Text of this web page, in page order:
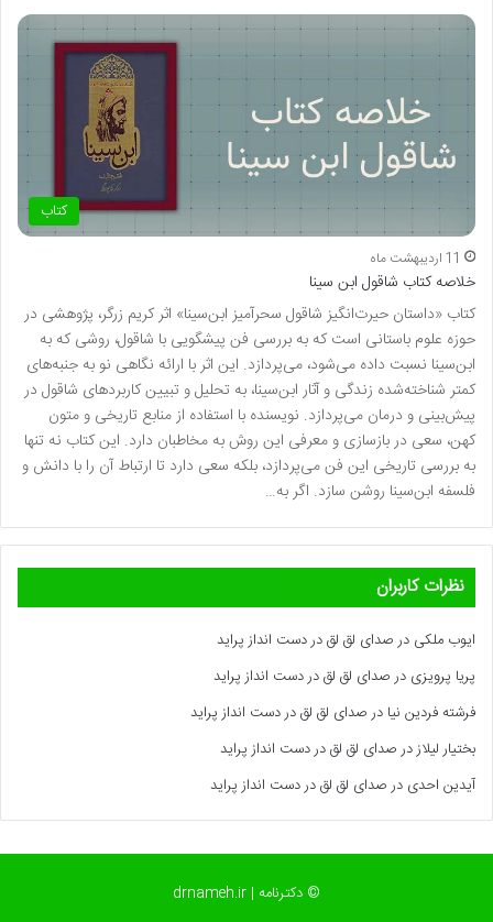
کتاب
11 اردیبهشت ماه
خلاصه کتاب شاقول ابن سینا
کتاب «داستان حیرت‌انگیز شاقول سحرآمیز ابن‌سینا» اثر کریم زرگر، پژوهشی در
حوزه علوم باستانی است که به بررسی فن پیشگویی با شاقول، روشی که به
ابن‌سینا نسبت داده می‌شود، می‌پردازد. این اثر با ارائه نگاهی نو به جنبه‌های
کمتر شناخته‌شده زندگی و آثار ابن‌سینا، به تحلیل و تبیین کاربردهای شاقول در
پیش‌بینی و درمان می‌پردازد. نویسنده با استفاده از منابع تاریخی و متون
کهن، سعی در بازسازی و معرفی این روش به مخاطبان دارد. این کتاب نه تنها
به بررسی تاریخی این فن می‌پردازد، بلکه سعی دارد تا ارتباط آن را با دانش و
فلسفه ابن‌سینا روشن سازد. اگر به…
نظرات کاربران
ایوب ملکی درصدای لق لق در دست انداز پراید
پریا پرویزی درصدای لق لق در دست انداز پراید
فرشته فردین نیا درصدای لق لق در دست انداز پراید
بختیار لیلازدرصدای لق لق در دست انداز پراید
آیدین احدی درصدای لق لق در دست انداز پراید
© دکترنامه | drnameh.ir